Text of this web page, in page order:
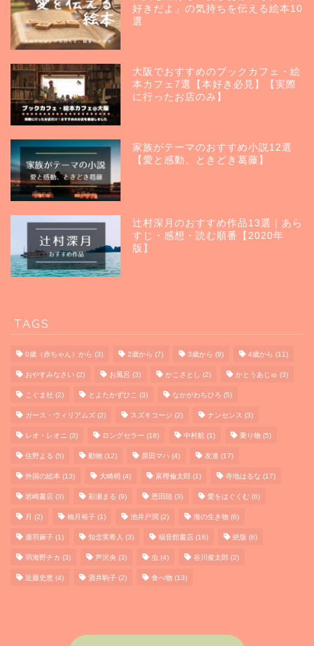
好きだよ」の気持ちを伝える絵本10
選
大阪でおすすめのブックカフェ・絵
本カフェ7選【本好き必見】【実際
に行ったお店のみ】
家族がテーマのおすすめ小説12選
【愛と感動、ときどき葛藤】
辻村深月のおすすめ作品13選｜あら
すじ・感想・読む順番【2020年
版】
TAGS
0歳（赤ちゃん）から (3) 2歳から (7) 3歳から (9) 4歳から (11)
おやすみなさい (2) お風呂 (3) かこさとし (2) かとうあじゅ (3)
こぐま社 (2) とよたかずひこ (3) なかがわちひろ (5)
ガース・ウィリアムズ (2) スズキコージ (2) ナンセンス (3)
レオ・レオニ (3) ロングセラー (18) 中村航 (1) 乗り物 (5)
住野よる (5) 動物 (12) 原田マハ (4) 友達 (17)
外国の絵本 (13) 大崎梢 (4) 富樫倫太郎 (1) 寺地はるな (17)
岩崎書店 (3) 彩瀬まる (9) 恩田陸 (3) 愛をはぐくむ (6)
月 (2) 柚月裕子 (1) 池井戸潤 (2) 海の生き物 (6)
瀧羽麻子 (1) 知念実希人 (3) 福音館書店 (16) 絶版 (6)
羽海野チカ (3) 芦沢央 (3) 虫 (4) 谷川俊太郎 (2)
近藤史恵 (4) 酒井駒子 (2) 食べ物 (13)
HOME
NOVELS